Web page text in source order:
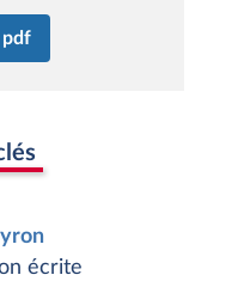
pdf
écrite